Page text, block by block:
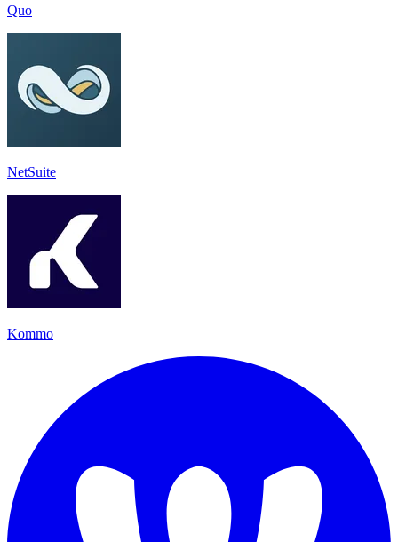
Quo
NetSuite
Kommo